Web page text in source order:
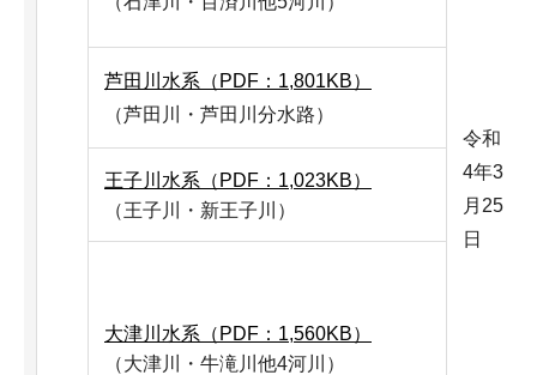
令和
4年3
月25
日
芦田川水系（PDF：1,801KB）
（芦田川・芦田川分水路）
王子川水系（PDF：1,023KB）
（王子川・新王子川）
大津川水系（PDF：1,560KB）
（大津川・牛滝川他4河川）